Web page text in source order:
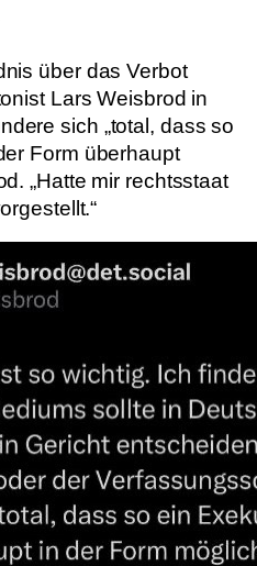
über das Verbot
Lars Weisbrod in
sich „total, dass so
Form überhaupt
„Hatte mir rechtsstaat